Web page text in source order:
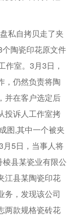
私自拷贝走了夹
陶瓷印花原文件
作室。3月3日，
，仍然负责将陶
并在客户选定后
投诉人工作室拷
图,其中一个被夹
月5日，当事人将
棱县某瓷业有限公
江县某陶瓷印花
务，发现该公司
两款规格瓷砖花